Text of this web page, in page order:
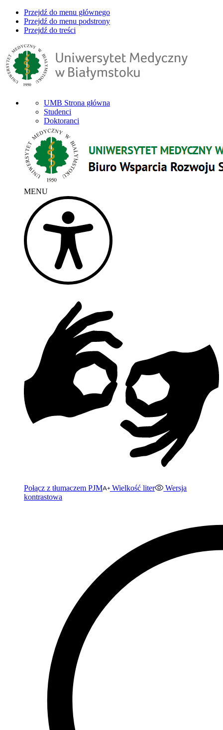
Przejdź do menu głównego
Przejdź do menu podstrony
Przejdź do treści
UMB Strona główna
Studenci
Doktoranci
MENU
Połącz z tłumaczem PJM Wielkość liter
Wersja
kontrastowa